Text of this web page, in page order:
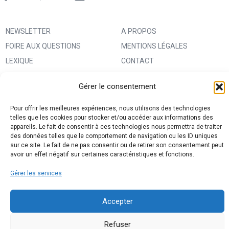
Gérer le consentement
Pour offrir les meilleures expériences, nous utilisons des technologies
telles que les cookies pour stocker et/ou accéder aux informations des
appareils. Le fait de consentir à ces technologies nous permettra de traiter
des données telles que le comportement de navigation ou les ID uniques
sur ce site. Le fait de ne pas consentir ou de retirer son consentement peut
avoir un effet négatif sur certaines caractéristiques et fonctions.
Gérer les services
Accepter
Refuser
NEWSLETTER
FOIRE AUX QUESTIONS
LEXIQUE
MA BOUTIQUE CREATIVE FABRICA
A PROPOS
MENTIONS LÉGALES
CONTACT
CONDITIONS GÉNÉRALES
D’UTILISATION
POLITIQUE DE CONFIDENTIALITÉ
ET PROTECTION DES DONNÉES
(RGPD)